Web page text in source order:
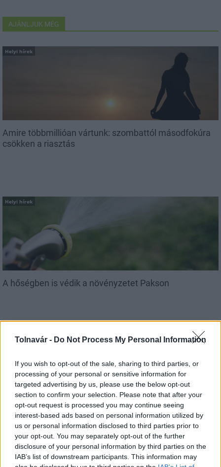
Tolnavár - Do Not Process My Personal Information
If you wish to opt-out of the sale, sharing to third parties, or
processing of your personal or sensitive information for
targeted advertising by us, please use the below opt-out
section to confirm your selection. Please note that after your
opt-out request is processed you may continue seeing
interest-based ads based on personal information utilized by
us or personal information disclosed to third parties prior to
your opt-out. You may separately opt-out of the further
disclosure of your personal information by third parties on the
IAB’s list of downstream participants. This information may
AJÁNLJUK MÉG
Helyi hírek
Amire többmillióan vártunk: szombattól másodfokúra
csökken a riasztás
Helyi hírek
A hőségben is védik a növényzetet Pakson
Idén is PajTáska, egy táskányi segítség a paksi
iskolakezdéshez